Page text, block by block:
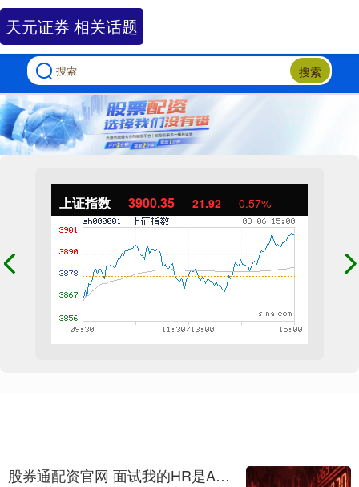
搜索
上证指数 3900.35 21.92 0.57%
天元证券 相关话题
股券通配资官网 面试我的HR是AI，帮我面试的也是AI，它们聊了30分钟，我拿到Offer了